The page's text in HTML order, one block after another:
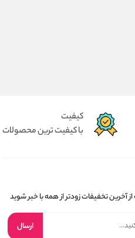
کیفیت
با کیفیت ترین محصولات
آخرین تخفیفات زودتر از همه با خبر شوید
ارسال